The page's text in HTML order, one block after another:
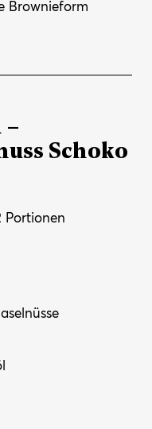
Brownieform
–
Schoko
Portionen